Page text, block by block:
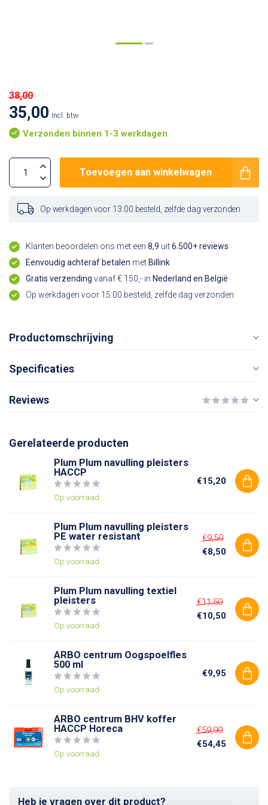
38,00
35,00 Incl. btw
Verzonden binnen 1-3 werkdagen
Toevoegen aan winkelwagen
Op werkdagen voor 13:00 besteld, zelfde dag verzonden
Klanten beoordelen ons met een 8,9 uit6.500+ reviews
Eenvoudig achteraf betalen met Billink
Gratis verzending vanaf € 150,- in Nederland en België
Op werkdagen voor 15:00 besteld, zelfde dag verzonden
Productomschrijving
Specificaties
Reviews
Gerelateerde producten
Plum Plum navulling pleisters
HACCP
Op voorraad
€15,20
Plum Plum navulling pleisters
PE water resistant
Op voorraad
€9,50
€8,50
Plum Plum navulling textiel
pleisters
Op voorraad
€11,50
€10,50
ARBO centrum Oogspoelfles
500 ml
Op voorraad
€9,95
ARBO centrum BHV koffer
HACCP Horeca
Op voorraad
€59,90
€54,45
Heb je vragen over dit product?